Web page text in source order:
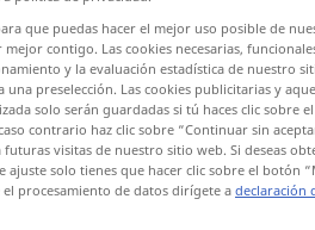
pulsar)
que puedas hacer el mejor uso posible de
contigo. Las cookies necesarias,
y la evaluación estadística de nuestro
una preselección. Las cookies publicitarias y
solo serán guardadas si tú haces clic sobre
contrario haz clic sobre “Continuar sin
visitas de nuestro sitio web. Si deseas
ajuste solo tienes que hacer clic sobre el botón
el procesamiento de datos dirígete adeclaración